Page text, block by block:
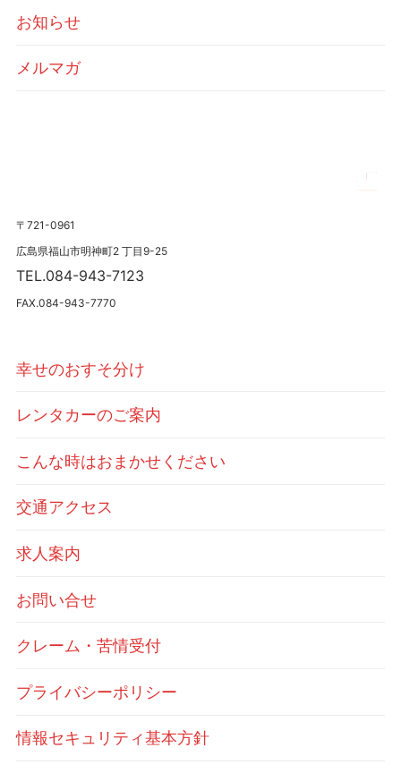
お知らせ
メルマガ
〒721-0961
広島県福山市明神町2 丁目9-25
TEL.084-943-7123
FAX.084-943-7770
幸せのおすそ分け
レンタカーのご案内
こんな時はおまかせください
交通アクセス
求人案内
お問い合せ
クレーム・苦情受付
プライバシーポリシー
情報セキュリティ基本方針